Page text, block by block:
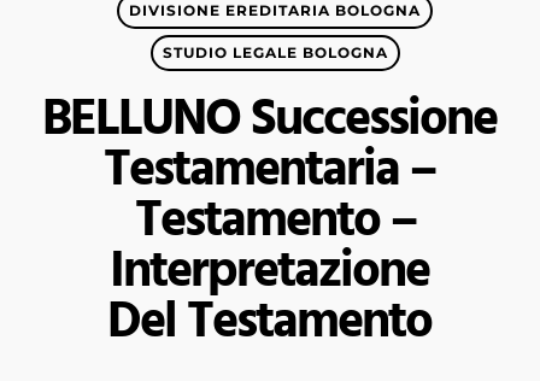
DIVISIONE EREDITARIA BOLOGNA
STUDIO LEGALE BOLOGNA
BELLUNO Successione
Testamentaria –
Testamento –
Interpretazione
Del Testamento